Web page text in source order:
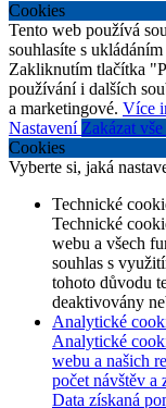
Cookies
Tento web používá
souhlasíte s
Zakliknutím tlačítka
používání i dalších
a marketingové. Více
Nastavení Zakázat vše
Cookies
Vyberte si, jaká
Technické
Technické
webu a všech
souhlas s
tohoto důvodu
deaktivovány
Analytické
Analytické
webu a našich
počet návštěv a
Data získaná